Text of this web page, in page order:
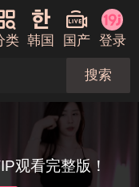
类 韩国 国产 登录
搜索
观看完整版！